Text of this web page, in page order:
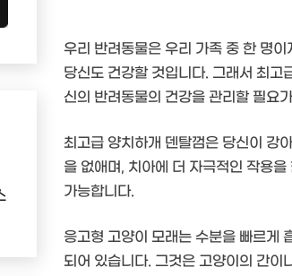
우리 반려동물은 우리 가족 중 한 명
당신도 건강할 것입니다. 그래서 최고
신의 반려동물의 건강을 관리할 필요
최고급 양치하개 덴탈껌은 당신이 강
을 없애며, 치아에 더 자극적인 작용
가능합니다.
응고형 고양이 모래는 수분을 빠르게
되어 있습니다. 그것은 고양이의 간이